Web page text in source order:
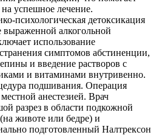
успешное лечение.
психологическая детоксикация
выраженной алкогольной
использование
симптомов абстиненции,
и введение растворов с
и витаминами внутривенно.
подшивания. Операция
анестезией. Врач
разрез в области подкожной
животе или бедре) и
подготовленный Налтрексон